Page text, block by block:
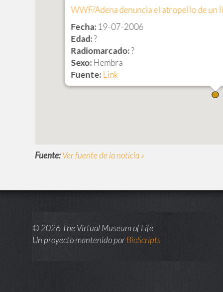
WWF/Adena denuncia el atropello de un
Fecha: 19-07-2006
Edad:?
Radiomarcado:?
Sexo: Hembra
Fuente: Link
Fuente:Ver fuente de la noticia »
© 2026 The Virtual Museum of Life
Un proyecto mantenido porBioScripts